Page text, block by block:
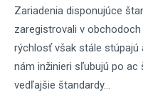
Zariadenia disponujúce
zaregistrovali v obchodoch
rýchlosť však stále stúpajú
nám inžinieri sľubujú po ac
vedľajšie štandardy...